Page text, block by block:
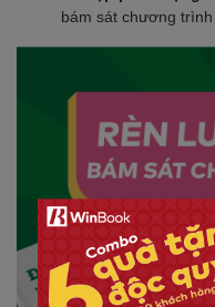
bám sát chương trình